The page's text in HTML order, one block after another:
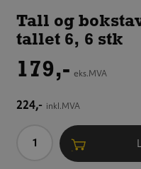
75 mm,
tallet 6,
Tall og
tallet 6, 6 stk
179,- eks.MVA
224,- inkl.MVA
Antall